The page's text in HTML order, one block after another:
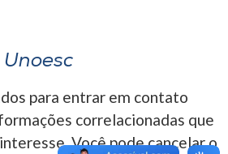
para entrar em contato
correlacionadas que
Você pode cancelar o